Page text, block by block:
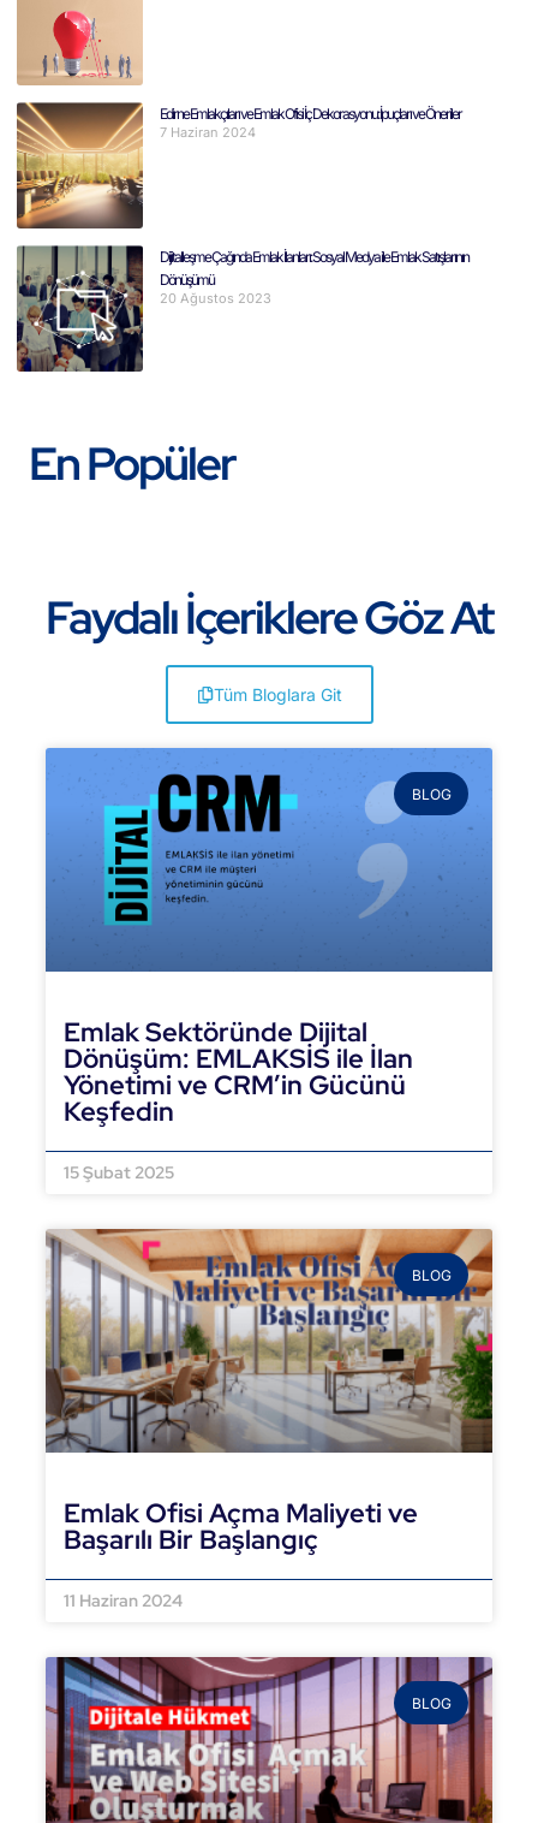
Edirne Emlakçıları ve Emlak Ofisi İç Dekorasyonu: İpuçları ve Öneriler
7 Haziran 2024
Dijitalleşme Çağında Emlak İlanları: Sosyal Medya ile Emlak Satışlarının
Dönüşümü
20 Ağustos 2023
En Popüler
Faydalı İçeriklere Göz At
Tüm Bloglara Git
BLOG
Emlak Sektöründe Dijital
Dönüşüm: EMLAKSİS ile İlan
Yönetimi ve CRM’in Gücünü
Keşfedin
15 Şubat 2025
BLOG
Emlak Ofisi Açma Maliyeti ve
Başarılı Bir Başlangıç
11 Haziran 2024
BLOG